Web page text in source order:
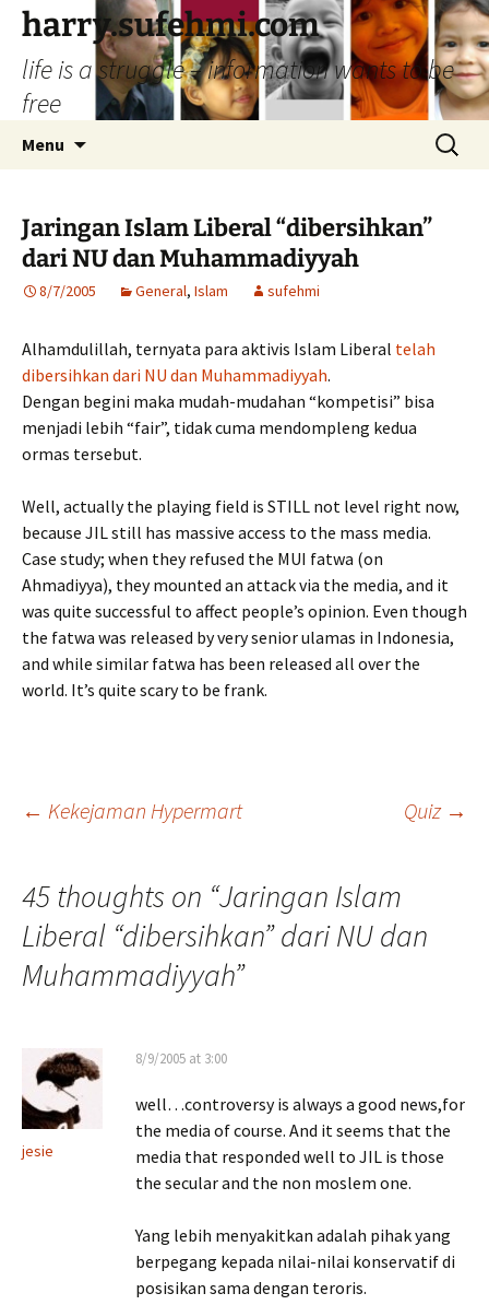
Skip
content
harry.sufehmi.com
life is a struggle – information wants to be
free
Menu
Search
for:
Jaringan Islam Liberal “dibersihkan”
dari NU dan Muhammadiyyah
8/7/2005 General, Islam sufehmi
Alhamdulillah, ternyata para aktivis Islam Liberal telah
dibersihkan dari NU dan Muhammadiyyah.
Dengan begini maka mudah-mudahan “kompetisi” bisa
menjadi lebih “fair”, tidak cuma mendompleng kedua
ormas tersebut.
Well, actually the playing field is STILL not level right now,
because JIL still has massive access to the mass media.
Case study; when they refused the MUI fatwa (on
Ahmadiyya), they mounted an attack via the media, and it
was quite successful to affect people’s opinion. Even though
the fatwa was released by very senior ulamas in Indonesia,
and while similar fatwa has been released all over the
world. It’s quite scary to be frank.
Post
navigation
← Kekejaman Hypermart Quiz →
45 thoughts on “Jaringan Islam
Liberal “dibersihkan” dari NU dan
Muhammadiyyah”
jesie
8/9/2005 at 3:00
well…controversy is always a good news,for
the media of course. And it seems that the
media that responded well to JIL is those
the secular and the non moslem one.
Yang lebih menyakitkan adalah pihak yang
berpegang kepada nilai-nilai konservatif di
posisikan sama dengan teroris.